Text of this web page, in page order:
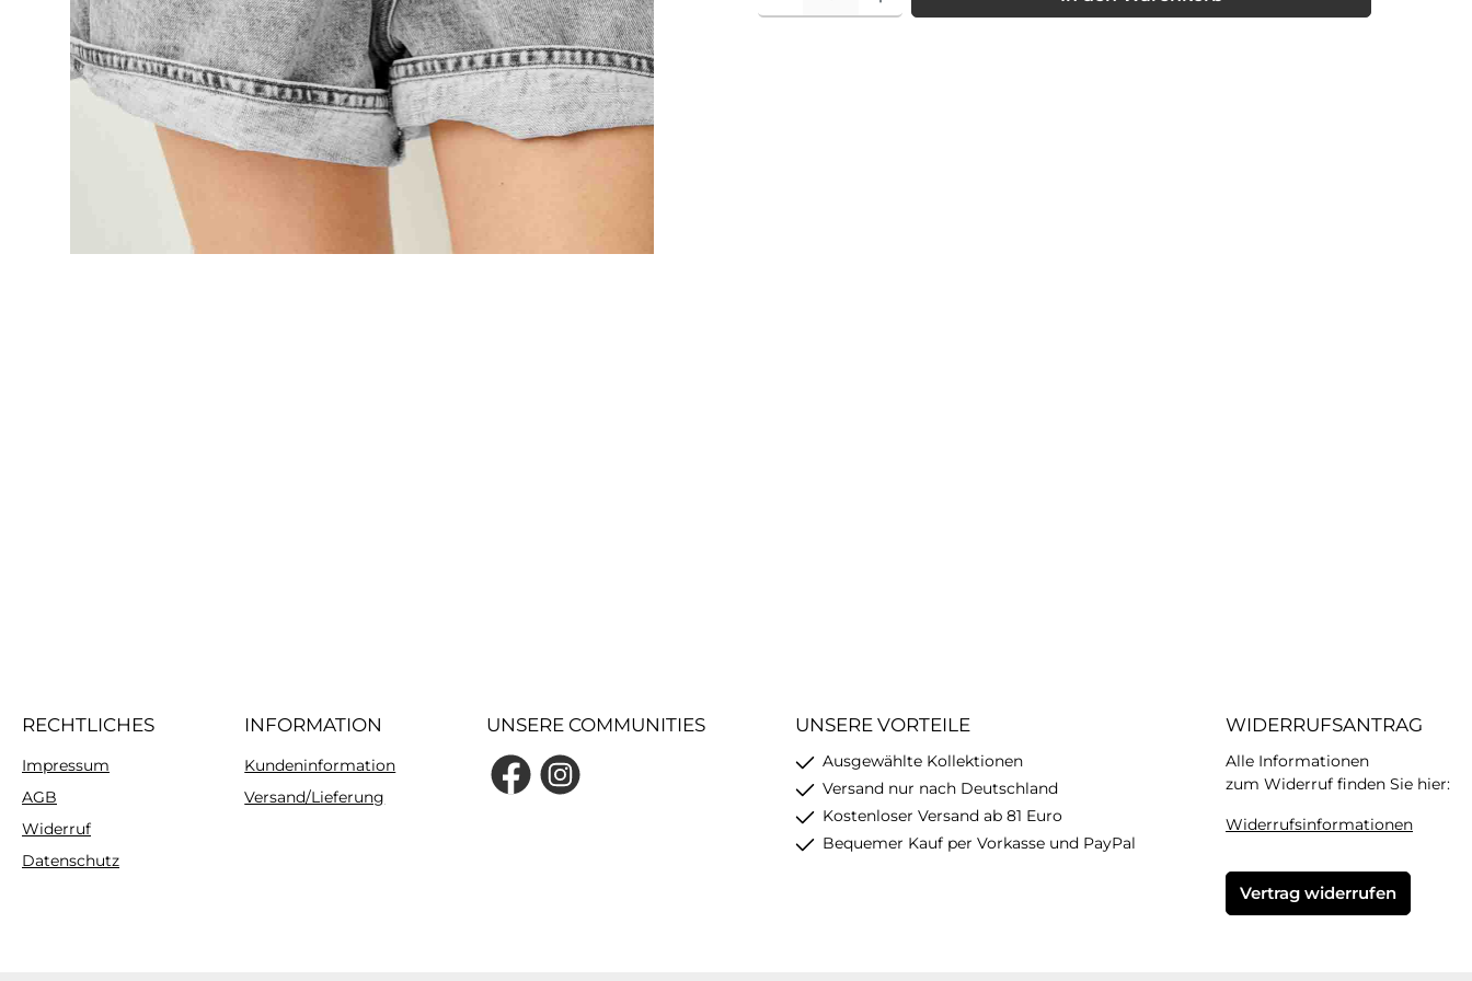
RECHTLICHES
Impressum
AGB
Widerruf
Datenschutz
INFORMATION
Kundeninformation
Versand/Lieferung
UNSERE COMMUNITIES
FacebookInstagram
UNSERE VORTEILE
Ausgewählte Kollektionen
Versand nur nach Deutschland
Kostenloser Versand ab 81 Euro
Bequemer Kauf per Vorkasse und PayPal
WIDERRUFSANTRAG
Alle Informationen
zum Widerruf finden Sie hier:
Widerrufsinformationen
Vertrag widerrufen